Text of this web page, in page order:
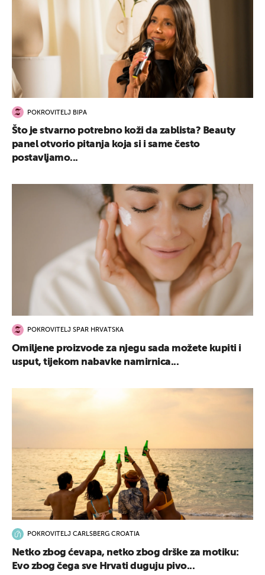
POKROVITELJ BIPA
Što je stvarno potrebno koži da zablista? Beauty
panel otvorio pitanja koja si i same često
postavljamo...
POKROVITELJ SPAR HRVATSKA
Omiljene proizvode za njegu sada možete kupiti i
usput, tijekom nabavke namirnica...
POKROVITELJ CARLSBERG CROATIA
Netko zbog ćevapa, netko zbog drške za motiku:
Evo zbog čega sve Hrvati duguju pivo...